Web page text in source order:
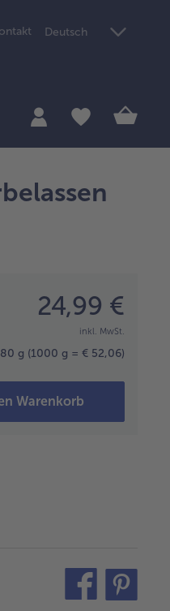
Deutsch
24,99 €
inkl. MwSt.
g (1000 g = € 52,06)
Warenkorb
teilen